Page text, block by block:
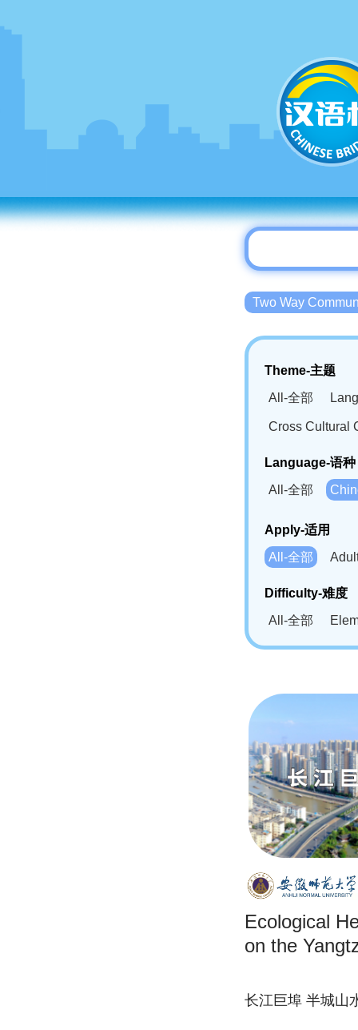
Two Way
Theme-主题
All-全部
Cross Cultural
Language-语种
All-全部
Bahasa
Swahili(SW)-
Apply-适用
All-全部
Difficulty-难度
All-全部
Ecological
on the
长江巨埠 半城